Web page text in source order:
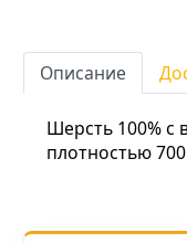
Описание
Шерсть 100% с
плотностью